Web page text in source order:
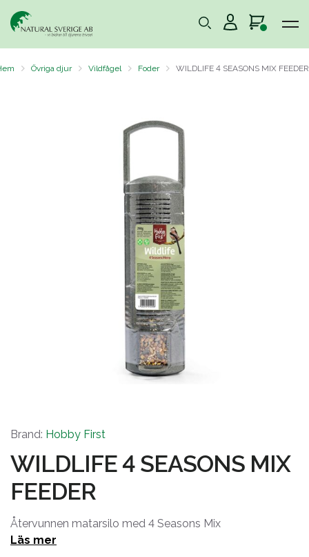
Övriga djur Vildfågel Foder WILDLIFE 4 SEASONS MIX FEEDER
Brand: Hobby First
WILDLIFE 4 SEASONS MIX
FEEDER
Återvunnen matarsilo med 4 Seasons Mix
Läs mer